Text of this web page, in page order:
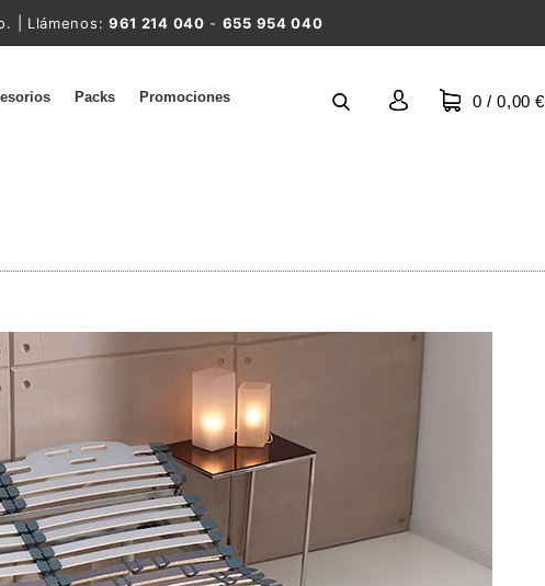
| Llámenos: 961 214 040 - 655 954 040
0 / 0,00 €
Packs Promociones